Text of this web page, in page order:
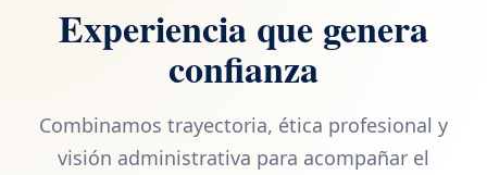
Experiencia que genera
confianza
Combinamos trayectoria, ética profesional y
visión administrativa para acompañar el